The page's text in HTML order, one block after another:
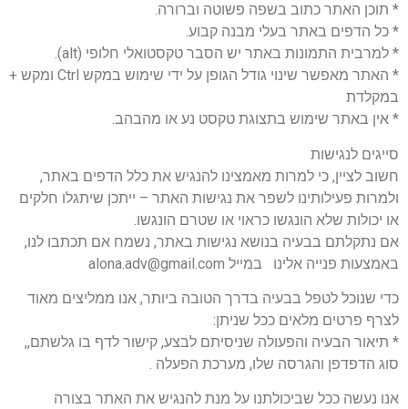
* תוכן האתר כתוב בשפה פשוטה וברורה.
* כל הדפים באתר בעלי מבנה קבוע.
* למרבית התמונות באתר יש הסבר טקסטואלי חלופי (alt).
* האתר מאפשר שינוי גודל הגופן על ידי שימוש במקש Ctrl ומקש +
במקלדת
* אין באתר שימוש בתצוגת טקסט נע או מהבהב.
סייגים לנגישות
חשוב לציין, כי למרות מאמצינו להנגיש את כלל הדפים באתר,
ולמרות פעילותינו לשפר את נגישות האתר – ייתכן שיתגלו חלקים
או יכולות שלא הונגשו כראוי או שטרם הונגשו.
אם נתקלתם בבעיה בנושא נגישות באתר, נשמח אם תכתבו לנו,
באמצעות פנייה אלינו במייל alona.adv@gmail.com
כדי שנוכל לטפל בבעיה בדרך הטובה ביותר, אנו ממליצים מאוד
לצרף פרטים מלאים ככל שניתן:
* תיאור הבעיה והפעולה שניסיתם לבצע, קישור לדף בו גלשתם,,
סוג הדפדפן והגרסה שלו, מערכת הפעלה .
אנו נעשה ככל שביכולתנו על מנת להנגיש את האתר בצורה